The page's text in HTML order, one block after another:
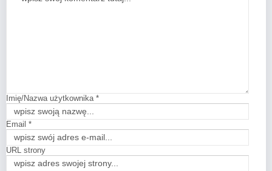
Imię/Nazwa użytkownika *
Email *
URL strony